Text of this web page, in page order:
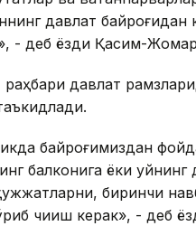
давлат
- деб ёзди Қасим-
давлат
байроғимиздан
балконига ёки уйнинг
ҳужжатларни, биринчи
чиқиш керак», - деб